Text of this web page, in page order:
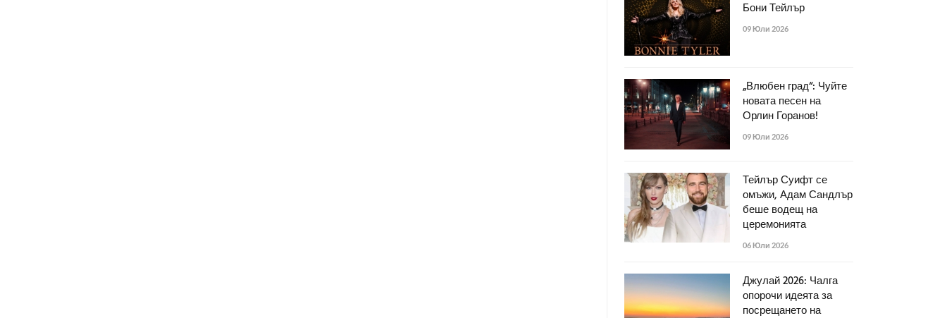
Бони Тейлър
09 Юли 2026
„Влюбен град“: Чуйте
новата песен на
Орлин Горанов!
09 Юли 2026
Тейлър Суифт се
омъжи, Адам Сандлър
беше водещ на
церемонията
06 Юли 2026
Джулай 2026: Чалга
опорочи идеята за
посрещането на